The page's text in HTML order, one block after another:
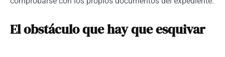
El obstáculo que hay que esquivar